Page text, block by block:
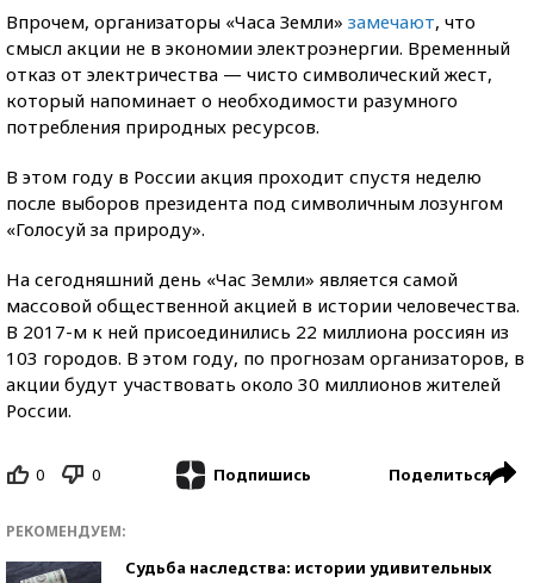
Впрочем, организаторы «Часа Земли» замечают, что
смысл акции не в экономии электроэнергии. Временный
отказ от электричества — чисто символический жест,
который напоминает о необходимости разумного
потребления природных ресурсов.
В этом году в России акция проходит спустя неделю
после выборов президента под символичным лозунгом
«Голосуй за природу».
На сегодняшний день «Час Земли» является самой
массовой общественной акцией в истории человечества.
В 2017-м к ней присоединились 22 миллиона россиян из
103 городов. В этом году, по прогнозам организаторов, в
акции будут участвовать около 30 миллионов жителей
России.
0 0 Подпишись Поделиться
РЕКОМЕНДУЕМ:
Судьба наследства: истории удивительных